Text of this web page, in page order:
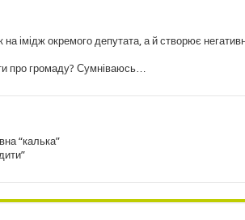
імідж окремого депутата, а й створює
про громаду? Сумніваюсь…
“калька”